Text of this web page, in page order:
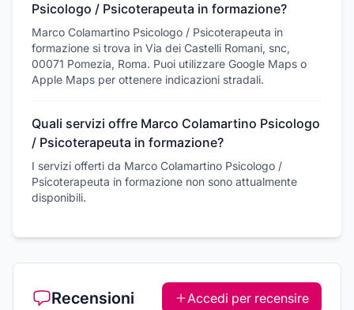
Psicologo / Psicoterapeuta in formazione?
Marco Colamartino Psicologo / Psicoterapeuta in
formazione si trova in Via dei Castelli Romani, snc,
00071 Pomezia, Roma. Puoi utilizzare Google Maps o
Apple Maps per ottenere indicazioni stradali.
Quali servizi offre Marco Colamartino Psicologo
/ Psicoterapeuta in formazione?
I servizi offerti da Marco Colamartino Psicologo /
Psicoterapeuta in formazione non sono attualmente
disponibili.
Recensioni Accedi per recensire